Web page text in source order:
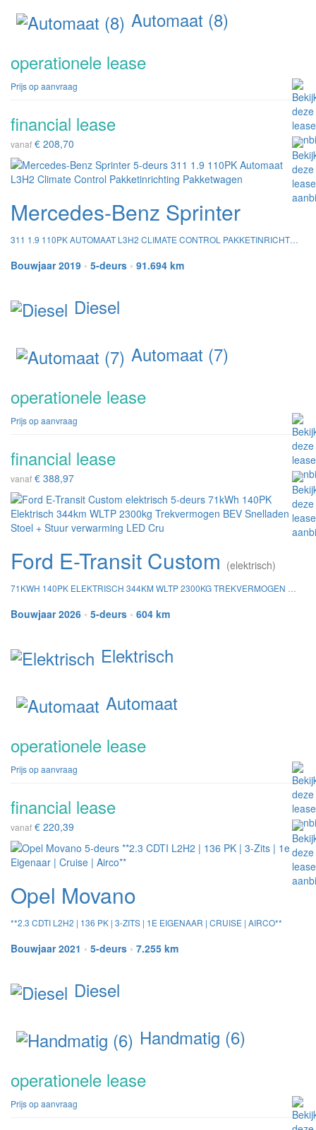
Automaat (8)
operationele lease
Prijs op aanvraag
financial lease
vanaf € 208,70
Mercedes-Benz Sprinter
311 1.9 110PK AUTOMAAT L3H2 CLIMATE CONTROL PAKKETINRICHTING PAKKETWAGEN
Bouwjaar 2019 • 5-deurs • 91.694 km
Diesel
Automaat (7)
operationele lease
Prijs op aanvraag
financial lease
vanaf € 388,97
Ford E-Transit Custom (elektrisch)
71KWH 140PK ELEKTRISCH 344KM WLTP 2300KG TREKVERMOGEN BEV SNELLADEN STOEL + STUUR VERWARMING LED CRU
Bouwjaar 2026 • 5-deurs • 604 km
Elektrisch
Automaat
operationele lease
Prijs op aanvraag
financial lease
vanaf € 220,39
Opel Movano
**2.3 CDTI L2H2 | 136 PK | 3-ZITS | 1E EIGENAAR | CRUISE | AIRCO**
Bouwjaar 2021 • 5-deurs • 7.255 km
Diesel
Handmatig (6)
operationele lease
Prijs op aanvraag